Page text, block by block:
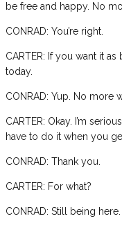
be free and happy. No
CONRAD: You’re right.
CARTER: If you want it
today.
CONRAD: Yup. No more
CARTER: Okay. I’m
have to do it when you
CONRAD: Thank you.
CARTER: For what?
CONRAD: Still being here.